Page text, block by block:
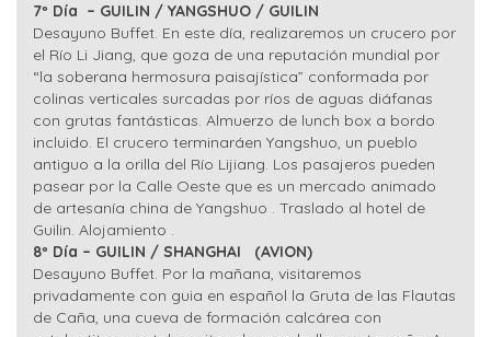
7º Día – GUILIN / YANGSHUO / GUILIN
Desayuno Buffet. En este día, realizaremos un crucero por
el Río Li Jiang, que goza de una reputación mundial por
“la soberana hermosura paisajística” conformada por
colinas verticales surcadas por ríos de aguas diáfanas
con grutas fantásticas. Almuerzo de lunch box a bordo
incluido. El crucero terminaráen Yangshuo, un pueblo
antiguo a la orilla del Río Lijiang. Los pasajeros pueden
pasear por la Calle Oeste que es un mercado animado
de artesanía china de Yangshuo . Traslado al hotel de
Guilin. Alojamiento .
8º Día – GUILIN / SHANGHAI
(AVION)
Desayuno Buffet. Por la mañana, visitaremos
privadamente con guia en español la Gruta de las Flautas
de Caña, una cueva de formación calcárea con